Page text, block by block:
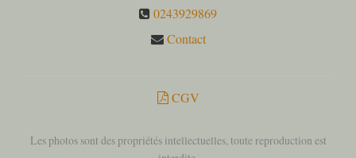
0243929869
Contact
CGV
Les photos sont des propriétés intellectuelles, toute reproduction est